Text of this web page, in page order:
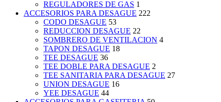
REGULADORES DE GAS 1
ACCESORIOS PARA DESAGUE 222
CODO DESAGUE 53
REDUCCION DESAGUE 22
SOMBRERO DE VENTILACION 4
TAPON DESAGUE 18
TEE DESAGUE 36
TEE DOBLE PARA DESAGUE 2
TEE SANITARIA PARA DESAGUE 27
UNION DESAGUE 16
YEE DESAGUE 44